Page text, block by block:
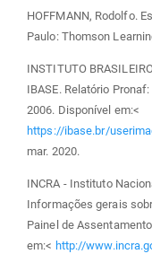
HOFFMANN, Rodolfo.
Paulo: Thomson
INSTITUTO
IBASE. Relatório
2006. Disponível em:<
https://ibase.br/
mar. 2020.
INCRA - Instituto
Informações gerais
Painel de
em:< http://